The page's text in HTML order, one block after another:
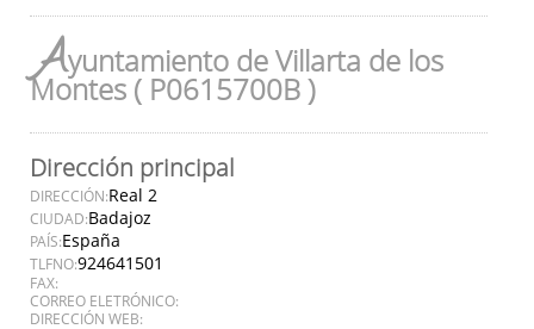
Ayuntamiento de Villarta de los
Montes ( P0615700B )
Dirección principal
DIRECCIÓN:Real 2
CIUDAD:Badajoz
PAÍS:España
TLFNO:924641501
FAX:
CORREO ELETRÓNICO:
DIRECCIÓN WEB: